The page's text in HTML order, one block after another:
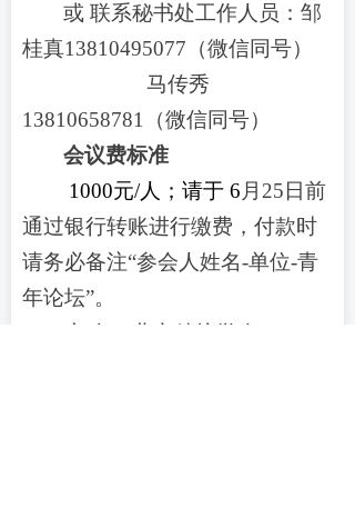
或 联系秘书处工作人员：邹
桂真13810495077（微信同号）
马传秀
13810658781（微信同号）
会议费标准
1000元/人 ；请于 6 月25日前
通过银行转账进行缴费，付款时
请务必备注“参会人姓名-单位-青
年论坛”。